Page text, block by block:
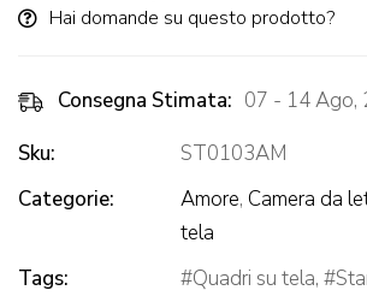
Hai domande su questo prodotto?
Consegna Stimata: 07 - 14 Ago,
Sku:
ST0103AM
Categorie:
Amore, Camera da
tela
Tags:
Quadri su tela,